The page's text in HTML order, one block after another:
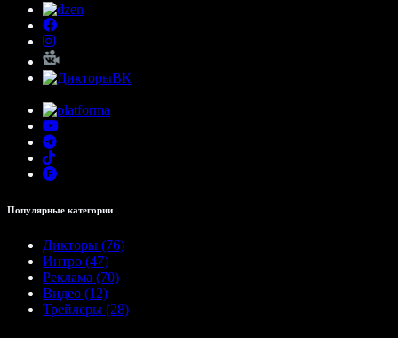
Популярные категории
Дикторы (76)
Интро (47)
Реклама (70)
Видео (12)
Трейлеры (28)